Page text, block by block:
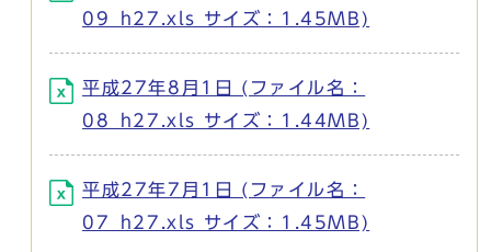
09_h27.xls サイズ：1.45MB)
平成27年8月1日 (ファイル名：
08_h27.xls サイズ：1.44MB)
平成27年7月1日 (ファイル名：
07_h27.xls サイズ：1.45MB)